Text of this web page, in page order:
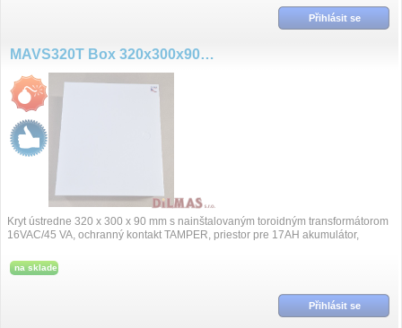
Přihlásit se
MAVS320T Box 320x300x90mm Toroid 45VA
Kryt ústredne 320 x 300 x 90 mm s nainštalovaným toroidným transformátorom
16VAC/45 VA, ochranný kontakt TAMPER, priestor pre 17AH akumulátor,
na sklade
Přihlásit se